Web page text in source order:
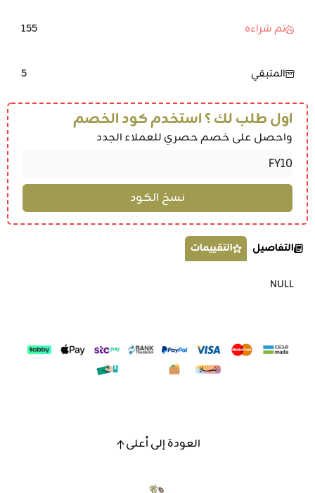
تم شراءه 155
المتبقي 5
اول طلب لك ؟ استخدم كود الخصم
واحصل على خصم حصري للعملاء الجدد
التفاصيل التقييمات
NULL
العودة إلى أعلى